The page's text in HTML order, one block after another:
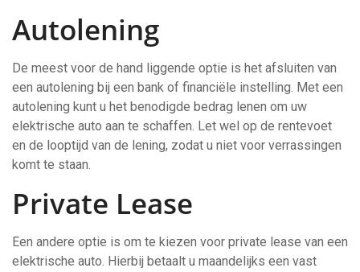
Autolening
De meest voor de hand liggende optie is het afsluiten van
een autolening bij een bank of financiële instelling. Met een
autolening kunt u het benodigde bedrag lenen om uw
elektrische auto aan te schaffen. Let wel op de rentevoet
en de looptijd van de lening, zodat u niet voor verrassingen
komt te staan.
Private Lease
Een andere optie is om te kiezen voor private lease van een
elektrische auto. Hierbij betaalt u maandelijks een vast